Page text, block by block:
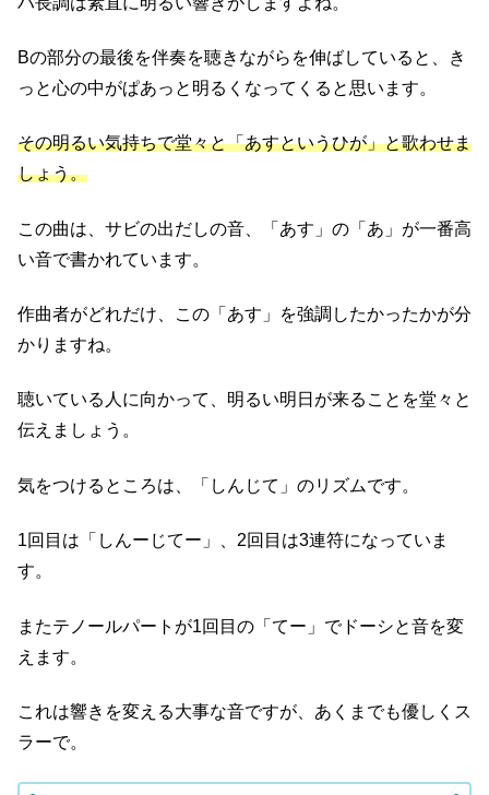
Bの部分の最後を伴奏を聴きながらを伸ばしていると、き
っと心の中がぱあっと明るくなってくると思います。
その明るい気持ちで堂々と「あすというひが」と歌わせま
しょう。
この曲は、サビの出だしの音、「あす」の「あ」が一番高
い音で書かれています。
作曲者がどれだけ、この「あす」を強調したかったかが分
かりますね。
聴いている人に向かって、明るい明日が来ることを堂々と
伝えましょう。
気をつけるところは、「しんじて」のリズムです。
1回目は「しんーじてー」、2回目は3連符になっていま
す。
またテノールパートが1回目の「てー」でドーシと音を変
えます。
これは響きを変える大事な音ですが、あくまでも優しくス
ラーで。